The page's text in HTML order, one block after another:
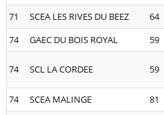
71
SCEA LES RIVES DU BEEZ 64
74
GAEC DU BOIS ROYAL 59
74 SCL LA CORDEE 59
74 SCEA MALINGE 81